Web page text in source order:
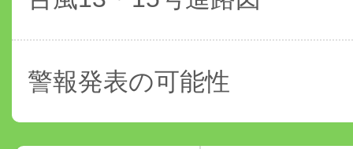
警報発表の可能性